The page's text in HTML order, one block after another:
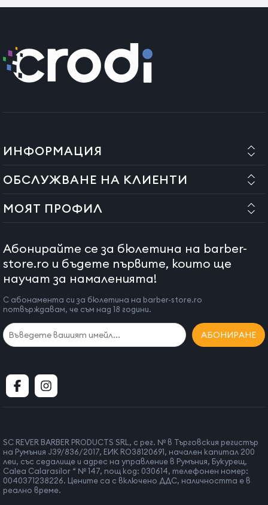
ИНФОРМАЦИЯ
ОБСЛУЖВАНЕ НА КЛИЕНТИ
МОЯТ ПРОФИЛ
Абонирайте се за бюлетина на barber-
store.ro и бъдете първите, които ще
научат за намаленията!
С абонамента си за бюлетина на barber-store.ro
потвърждавам, че съм над 18 години.
АБОНИРАНЕ
SC REVER BARBER PRODUCTS SRL, с рег. № в Търговския регистър
на Румъния J39/836/2017, ЕИК RO38120691, начален капитал 200
леи, със седалище и адрес на управление в Румъния, Букурещ,
Calea Calarasilor “ № 147, пощ код: 030614, телефонен номер:
0040371238226. Цените са с включено ДДС, наличността е в
реално време.